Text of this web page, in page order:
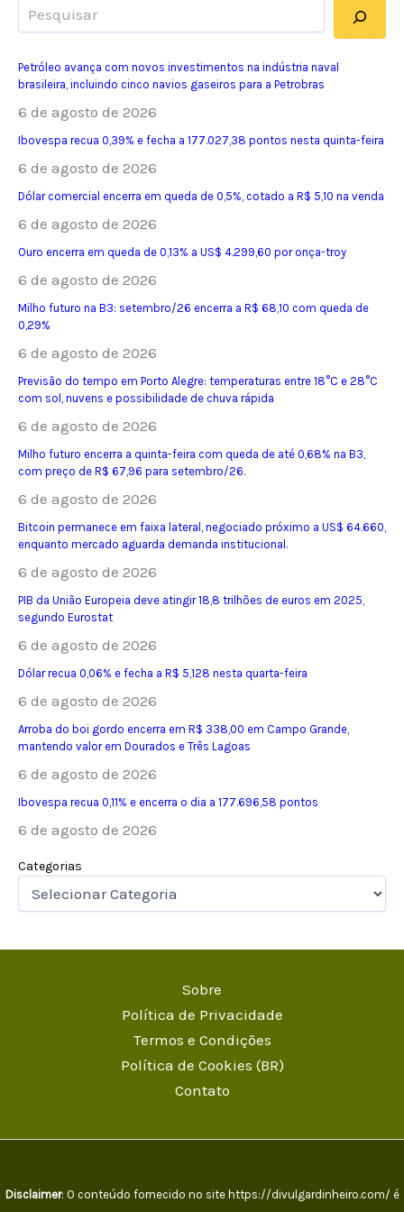
Petróleo avança com novos investimentos na indústria naval
brasileira, incluindo cinco navios gaseiros para a Petrobras
6 de agosto de 2026
Ibovespa recua 0,39% e fecha a 177.027,38 pontos nesta quinta-feira
6 de agosto de 2026
Dólar comercial encerra em queda de 0,5%, cotado a R$ 5,10 na venda
6 de agosto de 2026
Ouro encerra em queda de 0,13% a US$ 4.299,60 por onça-troy
6 de agosto de 2026
Milho futuro na B3: setembro/26 encerra a R$ 68,10 com queda de
0,29%
6 de agosto de 2026
Previsão do tempo em Porto Alegre: temperaturas entre 18°C e 28°C
com sol, nuvens e possibilidade de chuva rápida
6 de agosto de 2026
Milho futuro encerra a quinta-feira com queda de até 0,68% na B3,
com preço de R$ 67,96 para setembro/26.
6 de agosto de 2026
Bitcoin permanece em faixa lateral, negociado próximo a US$ 64.660,
enquanto mercado aguarda demanda institucional.
6 de agosto de 2026
PIB da União Europeia deve atingir 18,8 trilhões de euros em 2025,
segundo Eurostat
6 de agosto de 2026
Dólar recua 0,06% e fecha a R$ 5,128 nesta quarta-feira
6 de agosto de 2026
Arroba do boi gordo encerra em R$ 338,00 em Campo Grande,
mantendo valor em Dourados e Três Lagoas
6 de agosto de 2026
Ibovespa recua 0,11% e encerra o dia a 177.696,58 pontos
6 de agosto de 2026
Categorias
Sobre
Política de Privacidade
Termos e Condições
Política de Cookies (BR)
Contato
Disclaimer: O conteúdo fornecido no site https://divulgardinheiro.com/ é